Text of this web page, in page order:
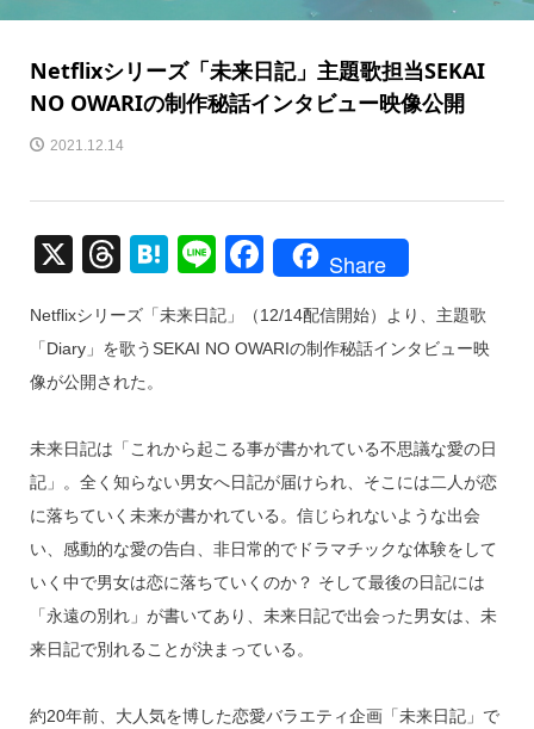
Netflixシリーズ「未来日記」主題歌担当SEKAI
NO OWARIの制作秘話インタビュー映像公開
2021.12.14
X
T
e
a
s
H
e
n
Li
e
F
c
e
o
o
k
Share
Netflixシリーズ「未来日記」（12/14配信開始）より、主題歌
「Diary」を歌うSEKAI NO OWARIの制作秘話インタビュー映
像が公開された。
未来日記は「これから起こる事が書かれている不思議な愛の日
記」。全く知らない男女へ日記が届けられ、そこには二人が恋
に落ちていく未来が書かれている。信じられないような出会
い、感動的な愛の告白、非日常的でドラマチックな体験をして
いく中で男女は恋に落ちていくのか？ そして最後の日記には
「永遠の別れ」が書いてあり、未来日記で出会った男女は、未
来日記で別れることが決まっている。
約20年前、大人気を博した恋愛バラエティ企画「未来日記」で